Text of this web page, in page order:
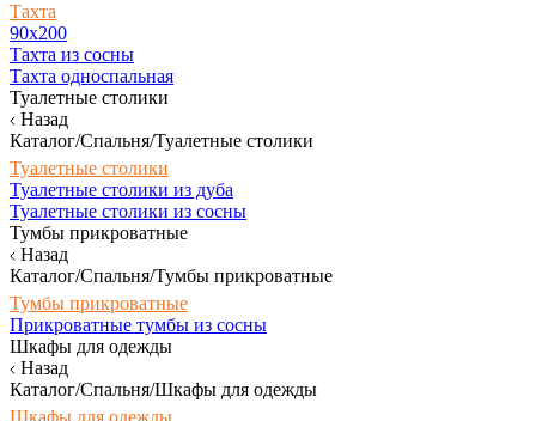
Тахта
90х200
Тахта из сосны
Тахта односпальная
Туалетные столики
Назад
Каталог/Спальня/Туалетные столики
Туалетные столики
Туалетные столики из дуба
Туалетные столики из сосны
Тумбы прикроватные
Назад
Каталог/Спальня/Тумбы прикроватные
Тумбы прикроватные
Прикроватные тумбы из сосны
Шкафы для одежды
Назад
Каталог/Спальня/Шкафы для одежды
Шкафы для одежды